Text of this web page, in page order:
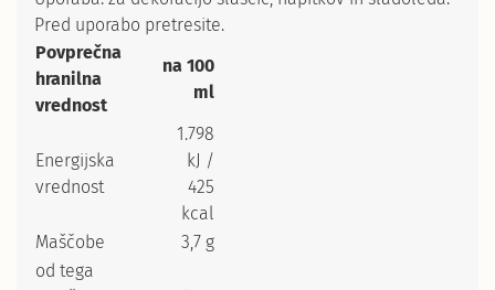
Pred uporabo pretresite.
Povprečna
hranilna
vrednost
na 100
ml
Energijska
vrednost
1.798
kJ /
425
kcal
Maščobe
3,7 g
od tega